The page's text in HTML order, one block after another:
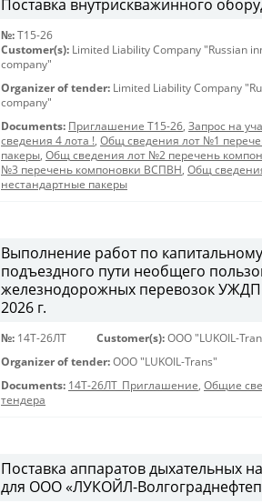
Поставка внутрискважинного
№: Т15-26
Customer(s): Limited Liability Company "Russian
company"
Organizer of tender: Limited Liability Company
company"
Documents: Приглашение Т15-26, Запрос на
сведения 4 лота !, Общ сведения лот №1
пакеры, Общ сведения лот №2 перечень
№3 перечень компоновки ВСПВН, Общ
нестандартные пакеры
Выполнение работ по
подъездного пути необщего
железнодорожных перевозок УЖДП
2026 г.
№: 14Т-26ЛТ Customer(s): OOO "LUKOIL-
Organizer of tender: OOO "LUKOIL-Trans"
Documents: 14Т-26ЛТ_Приглашение, Общие
тендера
Поставка аппаратов дыхательных
для ООО «ЛУКОЙЛ-